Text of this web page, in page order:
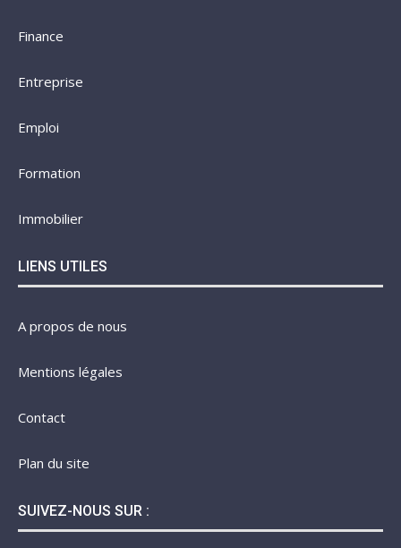
Finance
Entreprise
Emploi
Formation
Immobilier
LIENS UTILES
A propos de nous
Mentions légales
Contact
Plan du site
SUIVEZ-NOUS SUR :